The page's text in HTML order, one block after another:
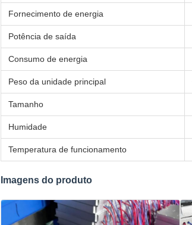
Fornecimento de energia
Potência de saída
Consumo de energia
Peso da unidade principal
Tamanho
Humidade
Temperatura de funcionamento
Imagens do produto